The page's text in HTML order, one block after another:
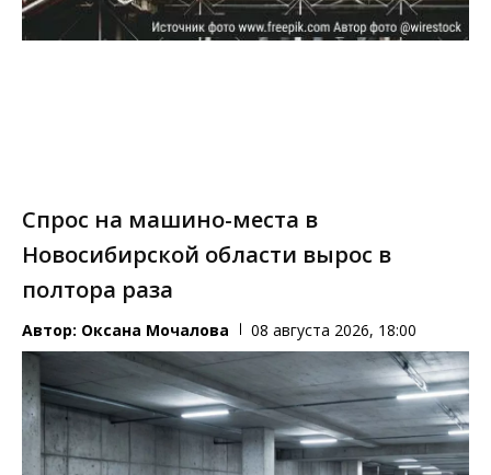
Спрос на машино-места в
Новосибирской области вырос в
полтора раза
Автор: Оксана Мочалова 08 августа 2026, 18:00